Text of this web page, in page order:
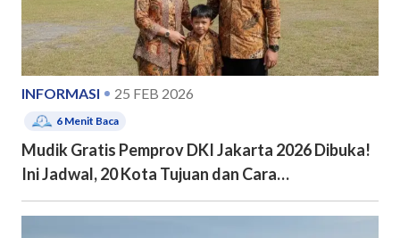
INFORMASI 25 FEB 2026
6 Menit Baca
Mudik Gratis Pemprov DKI Jakarta 2026 Dibuka!
Ini Jadwal, 20 Kota Tujuan dan Cara
Pendaftarannya